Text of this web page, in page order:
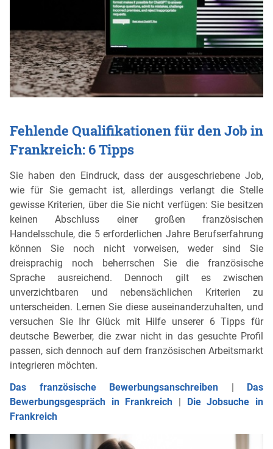
Fehlende Qualifikationen für den Job in
Frankreich: 6 Tipps
Sie haben den Eindruck, dass der ausgeschriebene Job,
wie für Sie gemacht ist, allerdings verlangt die Stelle
gewisse Kriterien, über die Sie nicht verfügen: Sie besitzen
keinen Abschluss einer großen französischen
Handelsschule, die 5 erforderlichen Jahre Berufserfahrung
können Sie noch nicht vorweisen, weder sind Sie
dreisprachig noch beherrschen Sie die französische
Sprache ausreichend. Dennoch gilt es zwischen
unverzichtbaren und nebensächlichen Kriterien zu
unterscheiden. Lernen Sie diese auseinanderzuhalten, und
versuchen Sie Ihr Glück mit Hilfe unserer 6 Tipps für
deutsche Bewerber, die zwar nicht in das gesuchte Profil
passen, sich dennoch auf dem französischen Arbeitsmarkt
integrieren möchten.
Das französische Bewerbungsanschreiben | Das
Bewerbungsgespräch in Frankreich | Die Jobsuche in
Frankreich